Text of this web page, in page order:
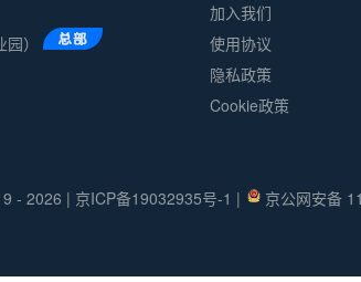
）
加入我们
使用协议
隐私政策
Cookie政策
- 2026 | 京ICP备19032935号-1 | 京公网安备